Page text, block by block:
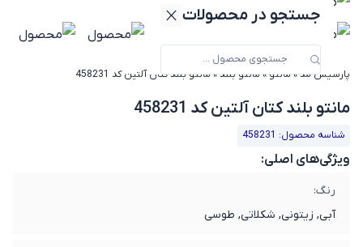
جستجو در محصولات
پارسیس مد»مانتو»مانتو بلند»مانتو بلند کتان آلتین کد 458231
مانتو بلند کتان آلتین کد 458231
شناسه محصول: 458231
ویژگی‌های اصلی:
رنگ:
آبی, زیتونی, شکلاتی, طوسی